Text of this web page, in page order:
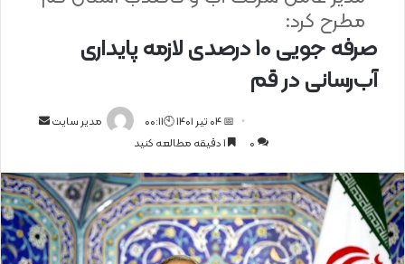
صرفه جویی ۱۰ درصدی لازمه پایداری
آب‌رسانی در قم
مطرح کرد:
مدیر سایت
ا
ل
ا
ی
📅 04 تیر 1401 🕙00:11
0